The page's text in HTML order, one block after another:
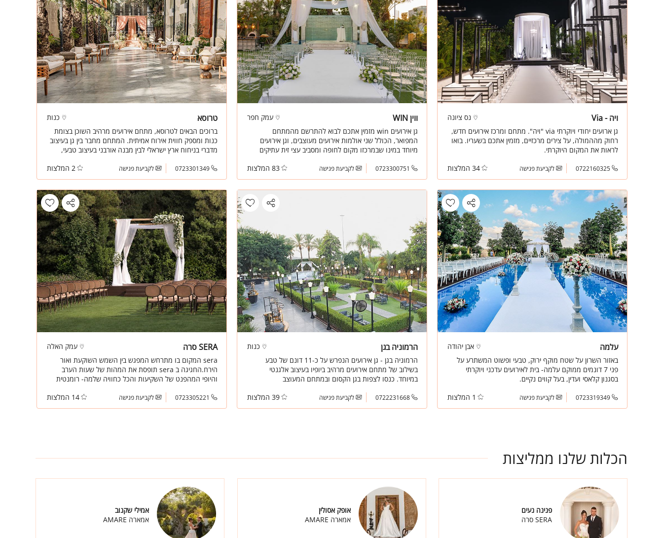
ויה - Via
נס ציונה
גן ארועים יחודי ויוקרתי via "ויה". מתחם ומרכז אירועים חדש,
רחוק מההמולה, על צירים מרכזיים, מזמין אתכם בשעריו. בואו
לראות את המקום היוקרתי.
0722160325 לקביעת פגישה 34 המלצות
ווין WIN
עמק חפר
גן אירועים win מזמין אתכם לבוא להתרשם מהמתחם
המפואר, הכולל שני אולמות אירועים מעוצבים, וגן אירועים
מיוחד במינו שבמרכזו מקום לחופה ומסביב עצי זית עתיקים
0723300751 לקביעת פגישה 83 המלצות
טרוסא
כנות
ברוכים הבאים לטרוסא, מתחם אירועים מרהיב השוכן בצומת
כנות ומספק חווית אירוח אמיתית. המתחם מחבר בין גן בעיצוב
מדברי בניחוח ארץ ישראלי לבין מבנה אורבני בעיצוב טבעי,
במבנה מעוצב ומרווח.
0723301349 לקביעת פגישה 2 המלצות
עלמה
אבן יהודה
באזור השרון על שטח מוקף ירוק, טבעי ופשוט המשתרע על
פני 7 דונמים ממוקם עלמה- בית לאירועים עדכני ויוקרתי
בסגנון קלאסי ועדין, בעל קווים נקיים.
0723319349 לקביעת פגישה 1 המלצות
הרמוניה בגן
כנות
הרמוניה בגן - גן אירועים הנפרש על כ-11 דונם של טבע
בשילוב של מתחם אירועים מרהיב ביופיו בעיצוב אלגנטי
במיוחד. כנסו לצפות בגן הקסום ובמתחם המעוצב
0722231668 לקביעת פגישה 39 המלצות
SERA סרה
עמק האלה
sera המקום בו מתרחש המפגש בין השמש השוקעת ואור
הירח.החגיגה ב sera תופסת את המהות של שעות הערב
והיופי המהפנט של השקיעות והכל כחוויה שלמה- רומנטית
0723305221 לקביעת פגישה 14 המלצות
הכלות שלנו ממליצות
פנינה נעים
SERA סרה
אופק אסולין
אמארה AMARE
אמילי שקנוב
אמארה AMARE